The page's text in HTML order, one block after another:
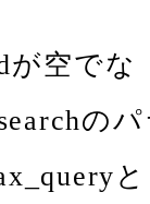
が空でな
の
と